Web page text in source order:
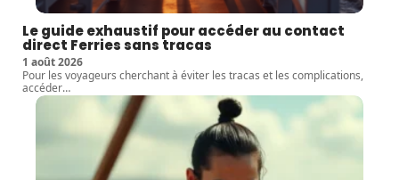
Le guide exhaustif pour accéder au contact
direct Ferries sans tracas
1 août 2026
Pour les voyageurs cherchant à éviter les tracas et les complications,
accéder…